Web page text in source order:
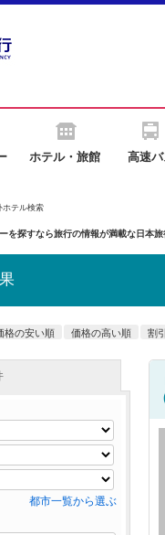
ホテル・旅館 高速バ
ホテル検索
を探すなら旅行の情報が満載な日本旅
格の安い順 価格の高い順 割
都市一覧から選ぶ